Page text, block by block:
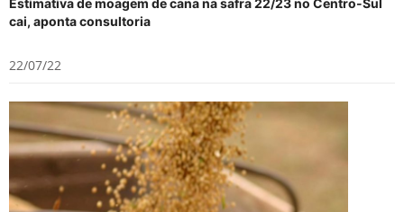
Estimativa de moagem de cana na safra 22/23 no Centro-Sul
cai, aponta consultoria
22/07/22